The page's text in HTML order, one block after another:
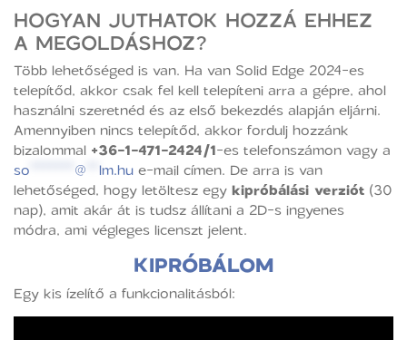
HOGYAN JUTHATOK HOZZÁ EHHEZ
A MEGOLDÁSHOZ?
Több lehetőséged is van. Ha van Solid Edge 2024-es
telepítőd, akkor csak fel kell telepíteni arra a gépre, ahol
használni szeretnéd és az első bekezdés alapján eljárni.
Amennyiben nincs telepítőd, akkor fordulj hozzánk
bizalommal +36-1-471-2424/1-es telefonszámon vagy a
so @ lm.hue-mail címen. De arra is van
lehetőséged, hogy letöltesz egykipróbálási verziót (30
nap), amit akár át is tudsz állítani a 2D-s ingyenes
módra, ami végleges licenszt jelent.
KIPRÓBÁLOM
Egy kis ízelítő a funkcionalitásból: